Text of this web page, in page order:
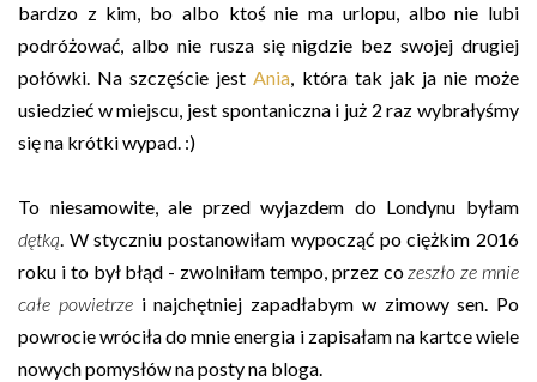
bardzo z kim, bo albo ktoś nie ma urlopu, albo nie lubi
podróżować, albo nie rusza się nigdzie bez swojej drugiej
połówki. Na szczęście jestAnia, która tak jak ja nie może
usiedzieć w miejscu, jest spontaniczna i już 2 raz wybrałyśmy
się na krótki wypad. :)
To niesamowite, ale przed wyjazdem do Londynu byłam
dętką. W styczniu postanowiłam wypocząć po ciężkim 2016
roku i to był błąd - zwolniłam tempo, przez cozeszło ze mnie
całe powietrzei najchętniej zapadłabym w zimowy sen. Po
powrocie wróciła do mnie energia i zapisałam na kartce wiele
nowych pomysłów na posty na bloga.